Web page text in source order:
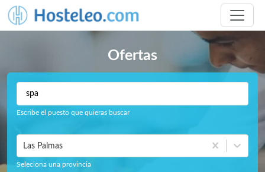
Ofertas
Escribe el puesto que quieras buscar
Las Palmas
Seleciona una provincia